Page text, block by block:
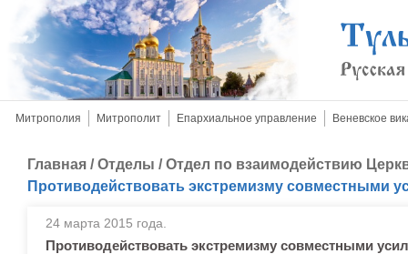
Митрополия Митрополит Епархиальное управление Веневское
Главная /Отделы /Отдел по взаимодействию
Противодействовать экстремизму совместными
24 марта 2015 года.
Противодействовать экстремизму совместными